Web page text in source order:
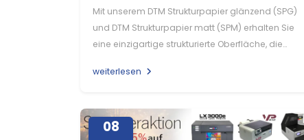
Mit unserem DTM Strukturpapier glänzend (SPG)
und DTM Strukturpapier matt (SPM) erhalten Sie
eine einzigartige strukturierte Oberfläche, die
weiterlesen
08